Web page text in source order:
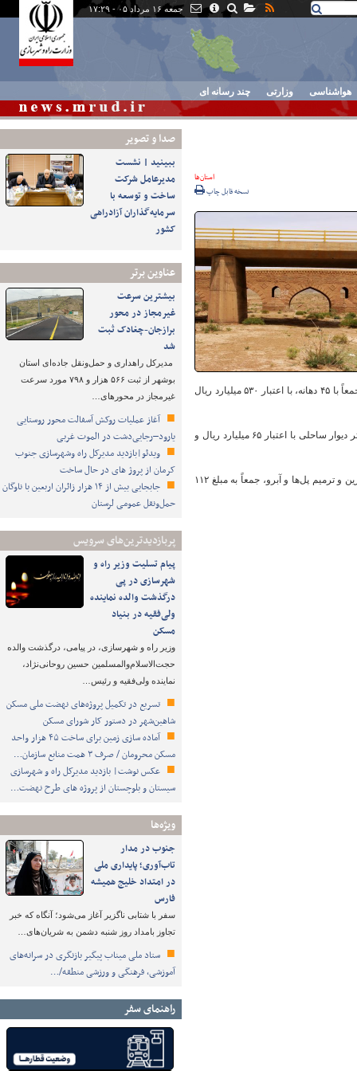
جمعه ۱۶ مرداد ۰۵ - ۱۷:۲۹
هواشناسی وزارتی چند رسانه ای
صدا و تصوير
ببینید | نشست
مدیرعامل شرکت
ساخت و توسعه با
سرمایه‌گذاران آزادراهی
کشور
عناوین برتر
بیشترین سرعت
غیرمجاز در محور
برازجان-چغادک ثبت
شد
مدیرکل راهداری و حمل‌ونقل جاده‌ای استان
بوشهر از ثبت ۵۶۶ هزار و ۷۹۸ مورد سرعت
غیرمجاز در محورهای…
آغاز عملیات روکش آسفالت محور روستایی
یارود–رجایی‌دشت در الموت غربی
ویدئو|بازدید مدیرکل راه وشهرسازی جنوب
کرمان از پروژ های در حال ساخت
جابجایی بیش از ۱۴ هزار زائران اربعین با ناوگان
حمل‌ونقل عمومی لرستان
پربازدیدترین‌های سرویس
پیام تسلیت وزیر راه و
شهرسازی در پی
درگذشت والده نماینده
ولی‌فقیه در بنیاد
مسکن
وزیر راه و شهرسازی، در پیامی، درگذشت والده
حجت‌الاسلام‌والمسلمین حسین روحانی‌نژاد،
نماینده ولی‌فقیه و رئیس…
تسریع در تکمیل پروژه‌های نهضت ملی مسکن
شاهین‌شهر در دستور کار شورای مسکن
آماده سازی زمین برای ساخت ۴۵ هزار واحد
مسکن محرومان / صرف ۳ همت منابع سازمان…
عکس نوشت| بازدید مدیرکل راه و شهرسازی
سیستان و بلوچستان از پروژه های طرح نهضت…
ویژه‌ها
جنوب در مدار
تاب‌آوری؛ پایداری ملی
در امتداد خلیج همیشه
فارس
سفر با شتابی ناگزیر آغاز می‌شود؛ آنگاه که خبر
تجاوز بامداد روز شنبه دشمن به شریان‌های…
ستاد ملی میناب پیگیر بازنگری در سرانه‌های
آموزشی، فرهنگی و ورزشی منطقه/…
راهنمای سفر
استان‌ها
نسخه قابل چاپ
تعمیرات و بازسازی اساسی ۱۶۴ دستگاه پل با اعتبار ۳۰۰ میلیارد ریال و احداث ۱۰ دستگاه پل باکسی، جمعاً با ۴۵ دهانه، با اعتبار ۵۳۰ میلیارد ریال
وی افزود: در همین راستا، تهیه یک‌هزار و ۳۴۵ قطعه باکس بتنی به مبلغ ۲۰۶ میلیارد ریال، احداث ۳۸۰ متر دیوار ساحلی با اعتبار ۶۵ میلیارد ریال و
خجسته بیان داشت: رفع نقاط آسیب‌دیده از سیل در فصل بهار سال جاری با احداث راه‌های فرعی جایگزین و ترمیم پل‌ها و آبرو، جمعاً به مبلغ ۱۱۲